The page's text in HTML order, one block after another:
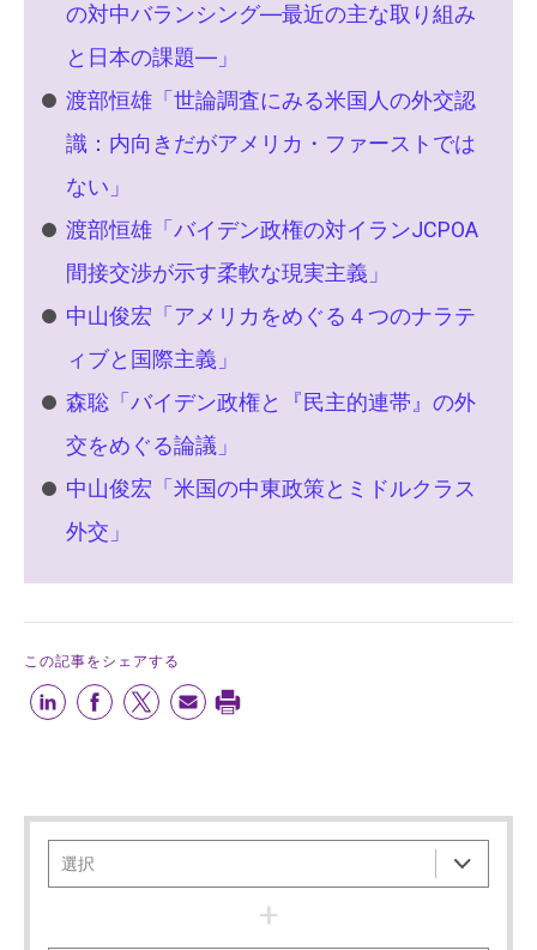
の対中バランシング―最近の主な取り組み
と日本の課題―」
渡部恒雄「世論調査にみる米国人の外交認
識：内向きだがアメリカ・ファーストでは
ない」
渡部恒雄「バイデン政権の対イランJCPOA
間接交渉が示す柔軟な現実主義」
中山俊宏「アメリカをめぐる４つのナラテ
ィブと国際主義」
森聡「バイデン政権と『民主的連帯』の外
交をめぐる論議」
中山俊宏「米国の中東政策とミドルクラス
外交」
この記事をシェアする
+